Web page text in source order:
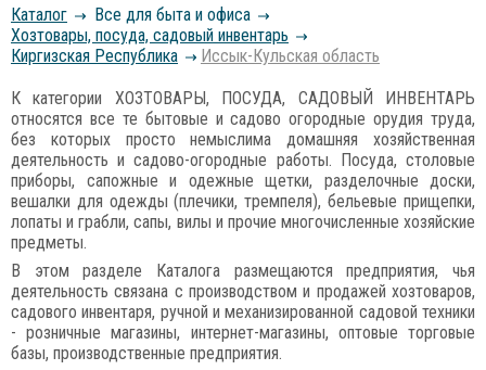
Каталог
Все для быта и офиса
Хозтовары, посуда, садовый инвентарь
Киргизская Республика
Иссык-Кульская область
К категории ХОЗТОВАРЫ, ПОСУДА, САДОВЫЙ ИНВЕНТАРЬ
относятся все те бытовые и садово огородные орудия труда,
без которых просто немыслима домашняя хозяйственная
деятельность и садово-огородные работы. Посуда, столовые
приборы, сапожные и одежные щетки, разделочные доски,
вешалки для одежды (плечики, тремпеля), бельевые прищепки,
лопаты и грабли, сапы, вилы и прочие многочисленные хозяйские
предметы.
В этом разделе Каталога размещаются предприятия, чья
деятельность связана с производством и продажей хозтоваров,
садового инвентаря, ручной и механизированной садовой техники
- розничные магазины, интернет-магазины, оптовые торговые
базы, производственные предприятия.